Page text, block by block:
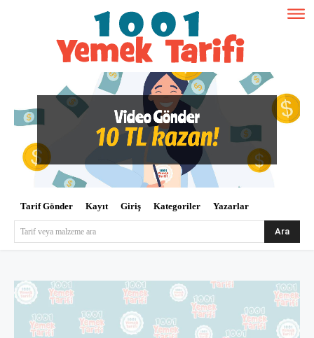
Tarif Gönder Kayıt Giriş Kategoriler Yazarlar
Tarif veya malzeme ara Ara